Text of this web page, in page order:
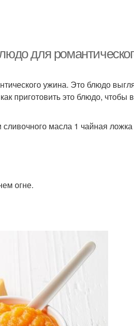
для
ужина. Это блюдо
приготовить это блюдо, чтобы
масла 1 чайная ложка
огне.